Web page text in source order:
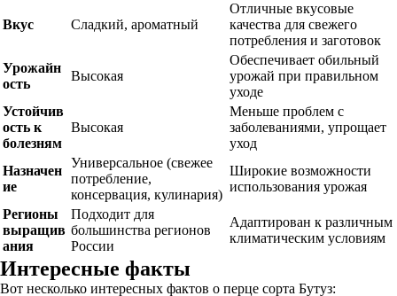
Вкус Сладкий, ароматный
Отличные вкусовые
качества для свежего
потребления и заготовок
Урожайн
ость
Высокая
Обеспечивает обильный
урожай при правильном
уходе
Устойчив
ость к
болезням
Высокая
Меньше проблем с
заболеваниями, упрощает
уход
Назначен
ие
Универсальное (свежее
потребление,
консервация, кулинария)
Широкие возможности
использования урожая
Регионы
выращив
ания
Подходит для
большинства регионов
России
Адаптирован к различным
климатическим условиям
Интересные факты
Вот несколько интересных фактов о перце сорта Бутуз: